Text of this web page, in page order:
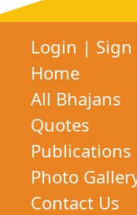
Login | Sign
Home
All Bhajans
Quotes
Publications
Photo
Contact Us